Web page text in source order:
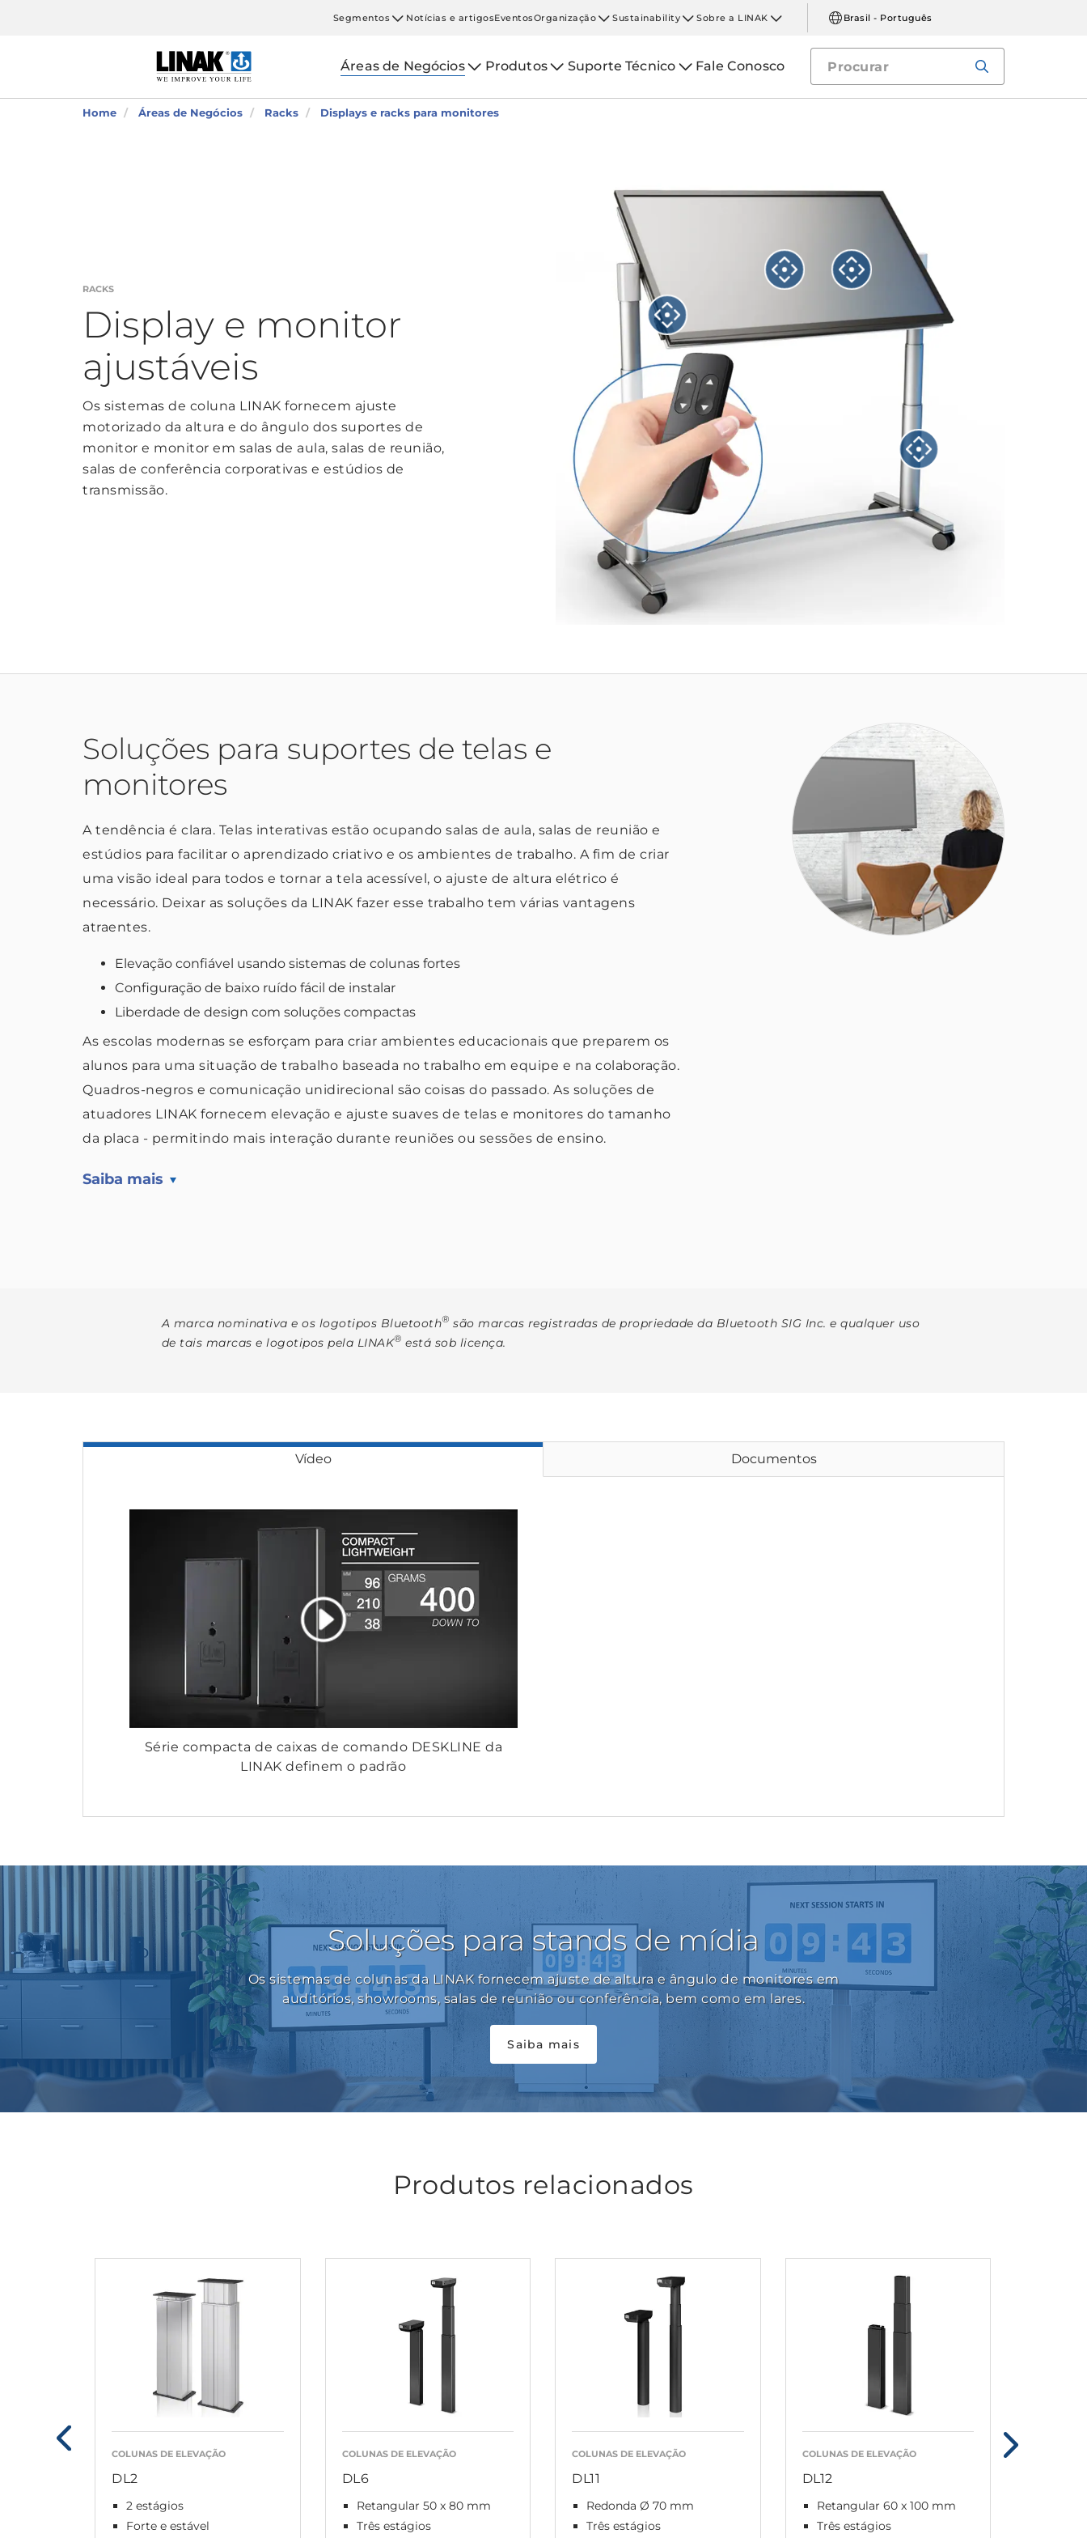
Segmentos Notícias e artigosEventosOrganização Sustainability Sobre a LINAK Brasil - Português
Áreas de Negócios Produtos Suporte Técnico Fale Conosco
Home Áreas de Negócios Racks Displays e racks para monitores
RACKS
Display e monitor
ajustáveis
Os sistemas de coluna LINAK fornecem ajuste
motorizado da altura e do ângulo dos suportes de
monitor e monitor em salas de aula, salas de reunião,
salas de conferência corporativas e estúdios de
transmissão.
Soluções para suportes de telas e
monitores
A tendência é clara. Telas interativas estão ocupando salas de aula, salas de reunião e
estúdios para facilitar o aprendizado criativo e os ambientes de trabalho. A fim de criar
uma visão ideal para todos e tornar a tela acessível, o ajuste de altura elétrico é
necessário. Deixar as soluções da LINAK fazer esse trabalho tem várias vantagens
atraentes.
Elevação confiável usando sistemas de colunas fortes
Configuração de baixo ruído fácil de instalar
Liberdade de design com soluções compactas
As escolas modernas se esforçam para criar ambientes educacionais que preparem os
alunos para uma situação de trabalho baseada no trabalho em equipe e na colaboração.
Quadros-negros e comunicação unidirecional são coisas do passado. As soluções de
atuadores LINAK fornecem elevação e ajuste suaves de telas e monitores do tamanho
da placa - permitindo mais interação durante reuniões ou sessões de ensino.
Saiba mais
A marca nominativa e os logotipos Bluetooth® são marcas registradas de propriedade da Bluetooth SIG Inc. e qualquer uso
de tais marcas e logotipos pela LINAK® está sob licença.
Vídeo Documentos
Série compacta de caixas de comando DESKLINE da
LINAK definem o padrão
Soluções para stands de mídia
Os sistemas de colunas da LINAK fornecem ajuste de altura e ângulo de monitores em
auditórios, showrooms, salas de reunião ou conferência, bem como em lares.
Saiba mais
Produtos relacionados
COLUNAS DE ELEVAÇÃO
DL2
2 estágios
Forte e estável
COLUNAS DE ELEVAÇÃO
DL6
Retangular 50 x 80 mm
Três estágios
COLUNAS DE ELEVAÇÃO
DL11
Redonda Ø 70 mm
Três estágios
COLUNAS DE ELEVAÇÃO
DL12
Retangular 60 x 100 mm
Três estágios